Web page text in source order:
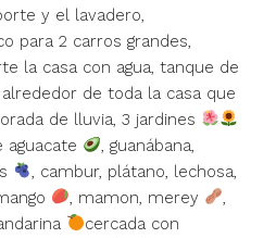
y el lavadero,
para 2 carros grandes,
la casa con agua, tanque de
de toda la casa que
de lluvia, 3 jardines
aguacate
, guanábana,
, cambur, plátano, lechosa,
, mamon, merey
cercada con